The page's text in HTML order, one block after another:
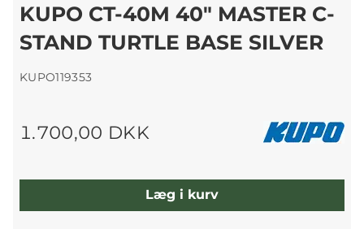
KUPO CT-40M 40" MASTER C-
STAND TURTLE BASE SILVER
KUPO119353
1.700,00 DKK
Læg i kurv